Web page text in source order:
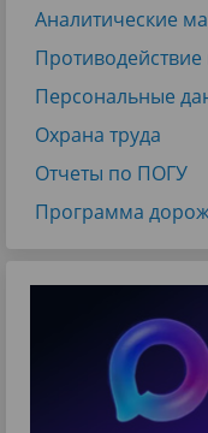
Аналитические
Персональные
Охрана труда
Отчеты по ПОГУ
Программа